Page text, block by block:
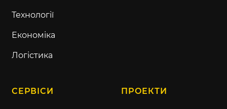
Технології
Економіка
Логістика
СЕРВІСИ ПРОЕКТИ